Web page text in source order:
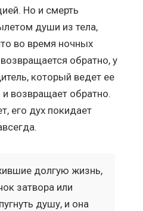
Но и смерть
души из тела,
во время ночных
обратно, у
который ведет ее
возвращает обратно.
его дух покидает
долгую жизнь,
затвора или
душу, и она